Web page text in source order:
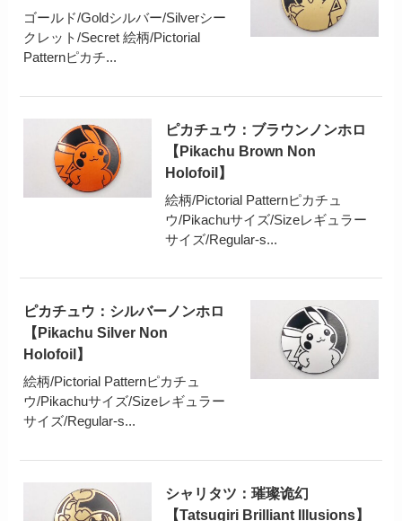
ゴールド/Goldシルバー/Silverシー
クレット/Secret 絵柄/Pictorial
Patternピカチ...
ピカチュウ：ブラウンノンホロ
【Pikachu Brown Non
Holofoil】
絵柄/Pictorial Patternピカチュ
ウ/Pikachuサイズ/Sizeレギュラー
サイズ/Regular-s...
ピカチュウ：シルバーノンホロ
【Pikachu Silver Non
Holofoil】
絵柄/Pictorial Patternピカチュ
ウ/Pikachuサイズ/Sizeレギュラー
サイズ/Regular-s...
シャリタツ：璀璨诡幻
【Tatsugiri Brilliant Illusions】